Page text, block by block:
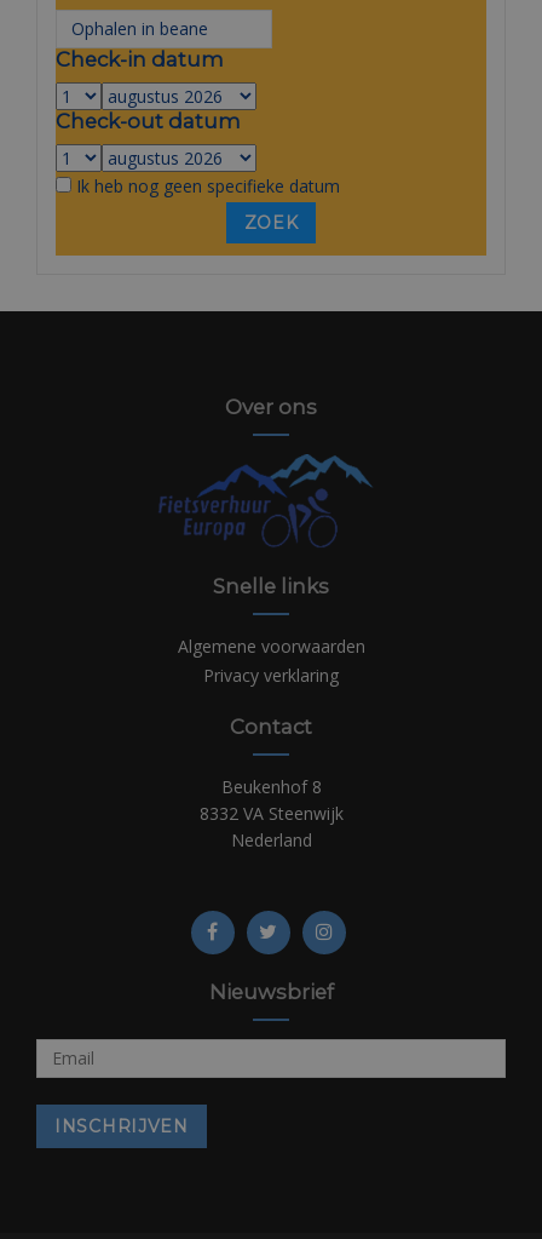
Check-in datum
Check-out datum
Ik heb nog geen specifieke datum
Over ons
Snelle links
Algemene voorwaarden
Privacy verklaring
Contact
Beukenhof 8
8332 VA Steenwijk
Nederland
Nieuwsbrief